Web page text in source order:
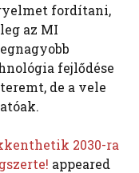
fordítani,
az MI
fejlődése
de a vele
2030-ra
appeared